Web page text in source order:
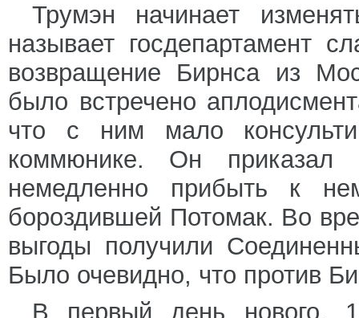
Трумэн начинает
называет госдепартамент
возвращение Бирнса из
было встречено
что с ним мало
коммюнике. Он
немедленно прибыть к
бороздившей Потомак. Во
выгоды получили
Было очевидно, что против
В первый день нового,